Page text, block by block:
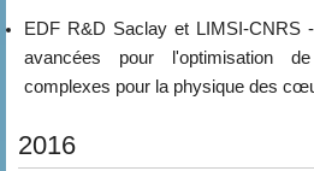
EDF R&D Saclay et LIMSI-CNRS
avancées pour l'optimisation
complexes pour la physique des
2016